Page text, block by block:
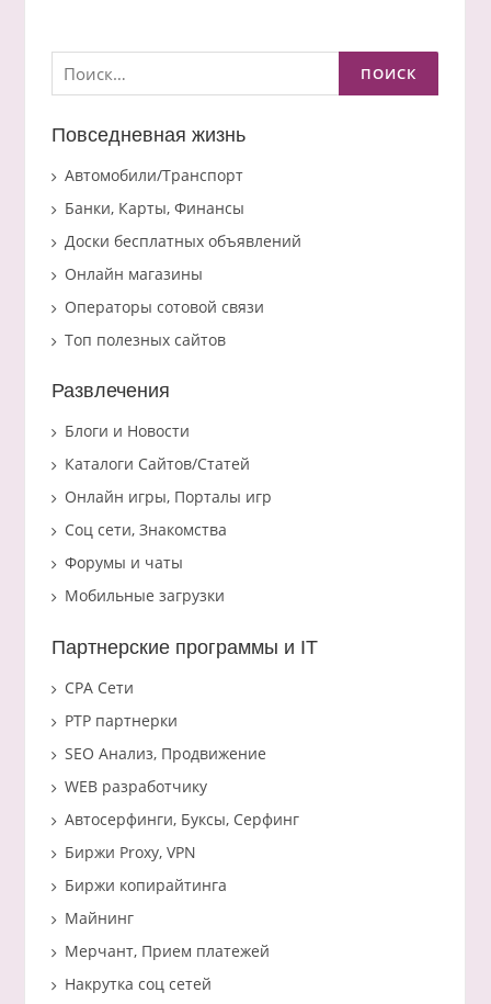
Найти:
Повседневная жизнь
Автомобили/Транспорт
Банки, Карты, Финансы
Доски бесплатных объявлений
Онлайн магазины
Операторы сотовой связи
Топ полезных сайтов
Развлечения
Блоги и Новости
Каталоги Сайтов/Статей
Онлайн игры, Порталы игр
Соц сети, Знакомства
Форумы и чаты
Мобильные загрузки
Партнерские программы и IT
CPA Сети
PTP партнерки
SEO Анализ, Продвижение
WEB разработчику
Автосерфинги, Буксы, Серфинг
Биржи Proxy, VPN
Биржи копирайтинга
Майнинг
Мерчант, Прием платежей
Накрутка соц сетей